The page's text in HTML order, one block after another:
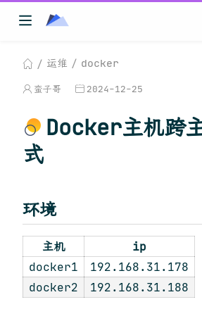
运维 docker
蛮子哥 2024-12-25
Docker主机跨
式
环境
主机
ip
docker1
192.168.31.178
docker2
192.168.31.188